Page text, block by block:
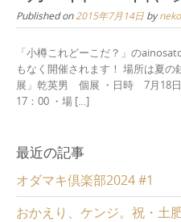
Published on2015年7月14日 by
「小樽これどーこだ？」の
もなく開催されます！ 場所は夏
展」乾英男 個展 ・日時 7月18
17：00 ・場 […]
最近の記事
オダマキ倶楽部2024 #1
おかえり、ケンジ。祝・土